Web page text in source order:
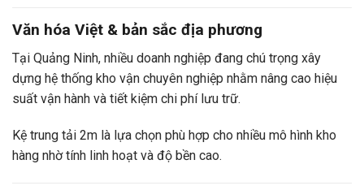
Văn hóa Việt & bản sắc địa phương
Tại Quảng Ninh, nhiều doanh nghiệp đang chú trọng xây
dựng hệ thống kho vận chuyên nghiệp nhằm nâng cao hiệu
suất vận hành và tiết kiệm chi phí lưu trữ.
Kệ trung tải 2m là lựa chọn phù hợp cho nhiều mô hình kho
hàng nhờ tính linh hoạt và độ bền cao.